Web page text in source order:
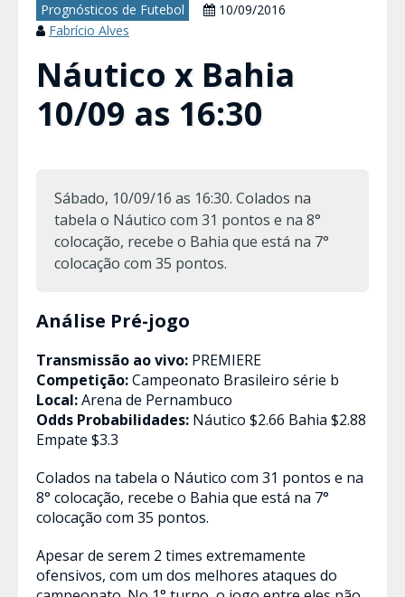
Prognósticos de Futebol
10/09/2016
Fabrício Alves
Náutico x Bahia
10/09 as 16:30
Sábado, 10/09/16 as 16:30. Colados na
tabela o Náutico com 31 pontos e na 8°
colocação, recebe o Bahia que está na 7°
colocação com 35 pontos.
Análise Pré-jogo
Transmissão ao vivo: PREMIERE
Competição:Campeonato Brasileiro série b
Local:Arena de Pernambuco
Odds Probabilidades: Náutico $2.66 Bahia $2.88
Empate $3.3
Colados na tabela o Náutico com 31 pontos e na
8° colocação, recebe o Bahia que está na 7°
colocação com 35 pontos.
Apesar de serem 2 times extremamente
ofensivos, com um dos melhores ataques do